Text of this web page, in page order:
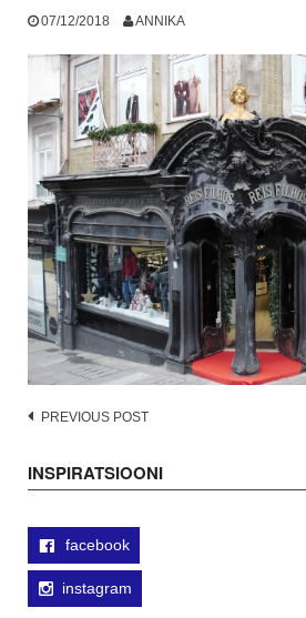
07/12/2018 ANNIKA
Post
PREVIOUS POST
INSPIRATSIOONI
facebook
instagram